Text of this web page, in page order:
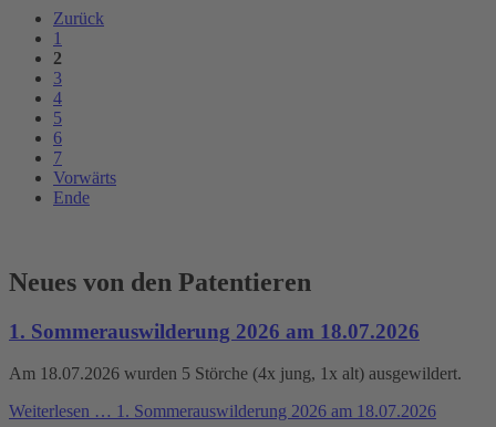
Zurück
1
2
3
4
5
6
7
Vorwärts
Ende
Neues von den Patentieren
1. Sommerauswilderung 2026 am 18.07.2026
Am 18.07.2026 wurden 5 Störche (4x jung, 1x alt) ausgewildert.
Weiterlesen … 1. Sommerauswilderung 2026 am 18.07.2026